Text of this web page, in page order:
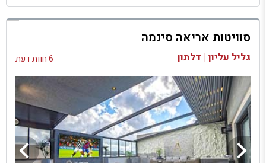
למתחם זה
בדיקת זמינות ומחירים
סוויטות אריאה סינמה
גליל עליון | דלתון 6 חוות דעת